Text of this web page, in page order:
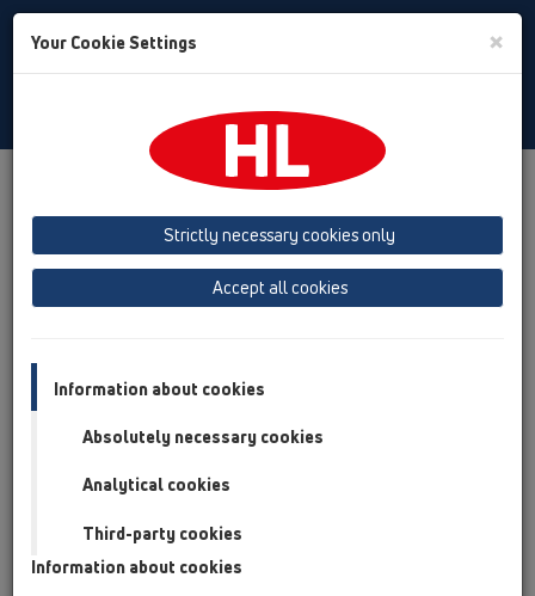
Toggle
Обзор продукта
05 Дизайн-душевые
душевой лоток
Продукты
Установка на плоскости
HL50FF HL50FF.0/170
Обзор продукта
душевой лоток
Продукты
Установка на плоскости
HL50
HL50FF
Your Cookie Settings ×
Strictly necessary cookies only
Accept all cookies
Information about cookies
Absolutely necessary cookies
Analytical cookies
Third-party cookies
Information about cookies